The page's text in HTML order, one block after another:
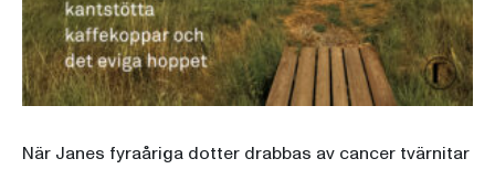
När Janes fyraåriga dotter drabbas av cancer tvärnitar